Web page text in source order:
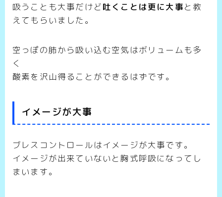
吸うことも大事だけど吐くことは更に大事と教
えてもらいました。
空っぽの肺から吸い込む空気はボリュームも多
く
酸素を沢山得ることができるはずです。
イメージが大事
ブレスコントロールはイメージが大事です。
イメージが出来ていないと胸式呼吸になってし
まいます。